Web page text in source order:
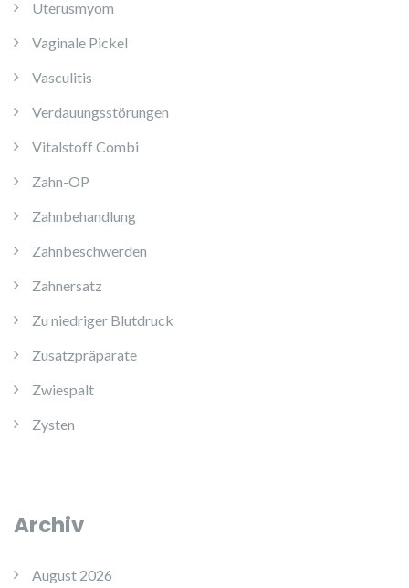
Uterusmyom
Vaginale Pickel
Vasculitis
Verdauungsstörungen
Vitalstoff Combi
Zahn-OP
Zahnbehandlung
Zahnbeschwerden
Zahnersatz
Zu niedriger Blutdruck
Zusatzpräparate
Zwiespalt
Zysten
Archiv
August 2026